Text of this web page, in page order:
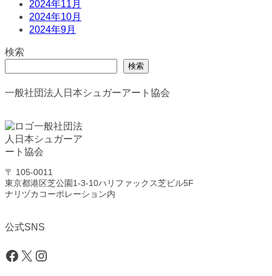
2024年11月
2024年10月
2024年9月
検索
検索
一般社団法人日本シュガーアート協会
〒 105-0011
東京都港区芝公園1-3-10ハリファックス芝ビル5F
ナリヅカコーポレーション内
公式SNS
Facebook
X Instagram